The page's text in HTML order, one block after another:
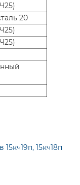
20
15кч18п